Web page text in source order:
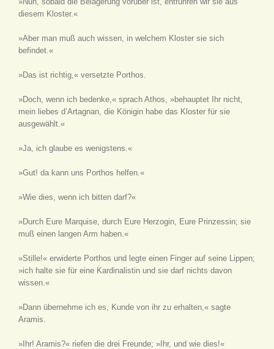
diesem Kloster.«
»Aber man muß auch wissen, in welchem Kloster sie sich
befindet.«
»Das ist richtig,« versetzte Porthos.
»Doch, wenn ich bedenke,« sprach Athos, »behauptet Ihr nicht,
mein liebes d’Artagnan, die Königin habe das Kloster für sie
ausgewählt.«
»Ja, ich glaube es wenigstens.«
»Gut! da kann uns Porthos helfen.«
»Wie dies, wenn ich bitten darf?«
»Durch Eure Marquise, durch Eure Herzogin, Eure Prinzessin; sie
muß einen langen Arm haben.«
»Stille!« erwiderte Porthos und legte einen Finger auf seine Lippen;
»ich halte sie für eine Kardinalistin und sie darf nichts davon
wissen.«
»Dann übernehme ich es, Kunde von ihr zu erhalten,« sagte
Aramis.
»Ihr! Aramis?« riefen die drei Freunde; »Ihr, und wie dies!«